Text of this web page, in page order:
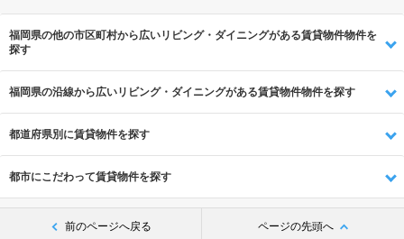
福岡県の他の市区町村から広いリビング・ダイニングがある賃貸物件物件を
探す
福岡県の沿線から広いリビング・ダイニングがある賃貸物件物件を探す
都道府県別に賃貸物件を探す
都市にこだわって賃貸物件を探す
前のページへ戻る ページの先頭へ